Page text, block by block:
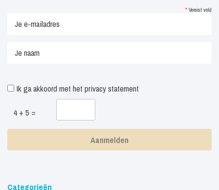
* Vereist veld
Ik ga akkoord met het privacy statement
4 + 5 =
Categorieën